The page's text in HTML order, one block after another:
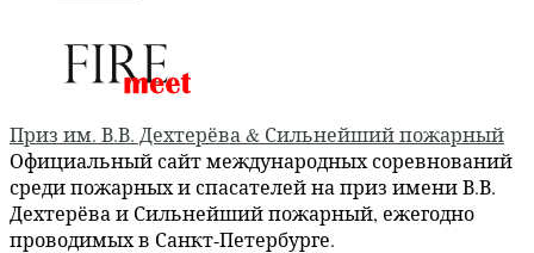
Приз им. В.В. Дехтерёва & Сильнейший пожарный
Официальный сайт международных соревнований
среди пожарных и спасателей на приз имени В.В.
Дехтерёва и Сильнейший пожарный, ежегодно
проводимых в Санкт-Петербурге.